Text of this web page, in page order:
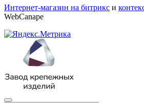
Интернет-магазин на битрикс и
WebCanape